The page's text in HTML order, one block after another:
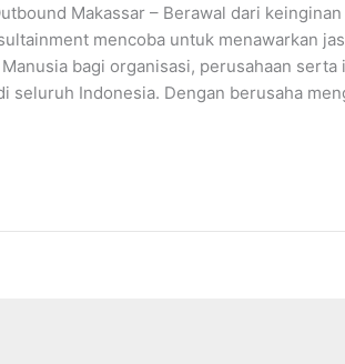
Makassar – Berawal dari
mencoba untuk menawarkan
bagi organisasi, perusahaan
seluruh Indonesia. Dengan berusaha